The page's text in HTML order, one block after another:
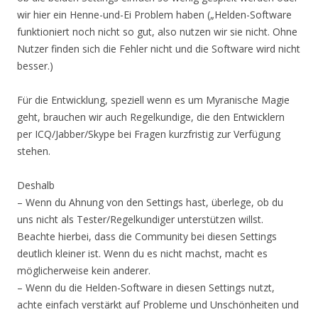
wir hier ein Henne-und-Ei Problem haben („Helden-Software
funktioniert noch nicht so gut, also nutzen wir sie nicht. Ohne
Nutzer finden sich die Fehler nicht und die Software wird nicht
besser.)
Für die Entwicklung, speziell wenn es um Myranische Magie
geht, brauchen wir auch Regelkundige, die den Entwicklern
per ICQ/Jabber/Skype bei Fragen kurzfristig zur Verfügung
stehen.
Deshalb
– Wenn du Ahnung von den Settings hast, überlege, ob du
uns nicht als Tester/Regelkundiger unterstützen willst.
Beachte hierbei, dass die Community bei diesen Settings
deutlich kleiner ist. Wenn du es nicht machst, macht es
möglicherweise kein anderer.
– Wenn du die Helden-Software in diesen Settings nutzt,
achte einfach verstärkt auf Probleme und Unschönheiten und